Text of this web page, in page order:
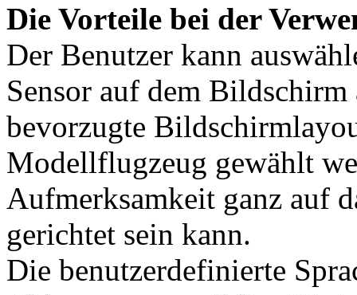
Die Vorteile bei der
Der Benutzer kann
Sensor auf dem
bevorzugte
Modellflugzeug gewählt
Aufmerksamkeit ganz auf
gerichtet sein kann.
Die benutzerdefinierte